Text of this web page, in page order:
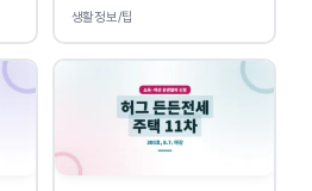
생활정보/팁